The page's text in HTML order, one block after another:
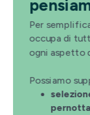
Per
occupa di
ogni aspetto
Possiamo